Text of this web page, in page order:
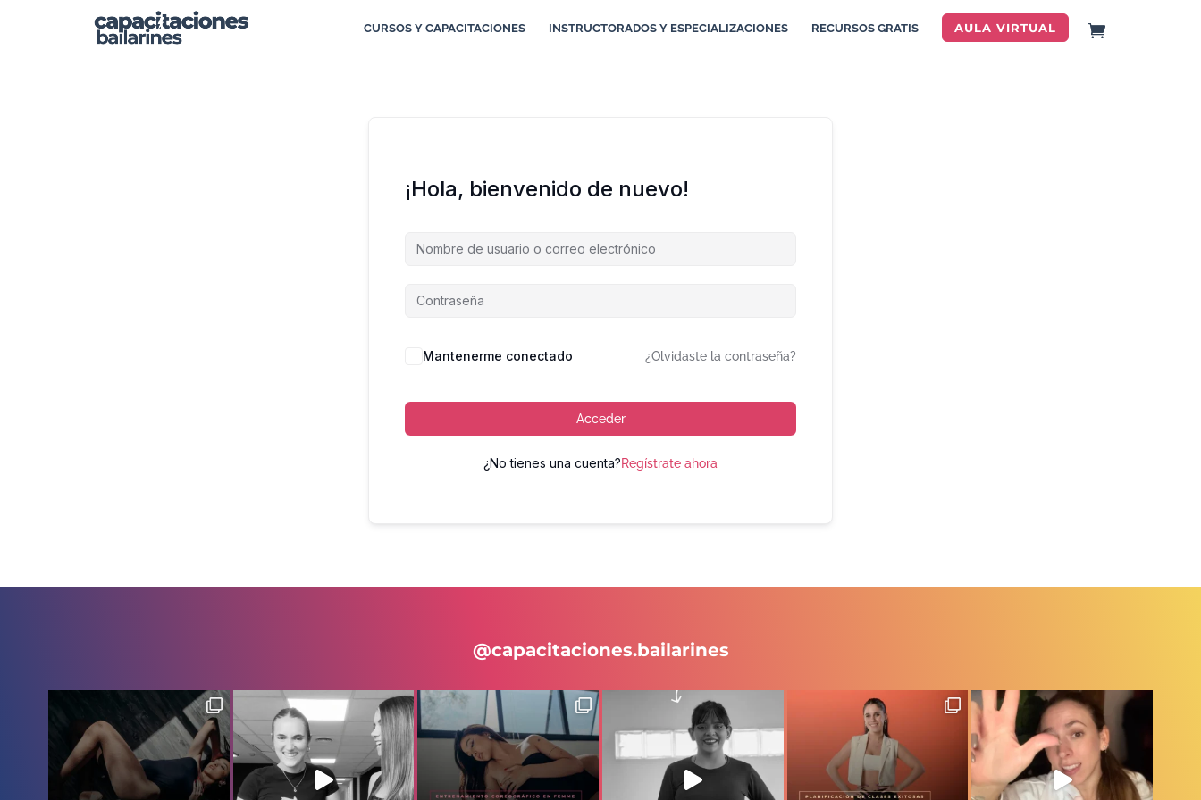
CURSOS Y CAPACITACIONES INSTRUCTORADOS Y ESPECIALIZACIONES RECURSOS GRATIS AULA VIRTUAL
¡Hola, bienvenido de nuevo!
Mantenerme conectado ¿Olvidaste la contraseña?
Acceder
¿No tienes una cuenta?Regístrate ahora
@capacitaciones.bailarines